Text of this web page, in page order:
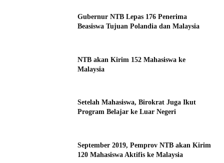
Gubernur NTB Lepas 176 Penerima
Beasiswa Tujuan Polandia dan Malaysia
NTB akan Kirim 152 Mahasiswa ke
Malaysia
Setelah Mahasiswa, Birokrat Juga Ikut
Program Belajar ke Luar Negeri
September 2019, Pemprov NTB akan Kirim
120 Mahasiswa Aktifis ke Malaysia